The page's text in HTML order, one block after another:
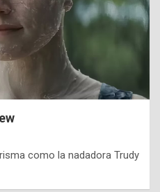
como la nadadora Trudy